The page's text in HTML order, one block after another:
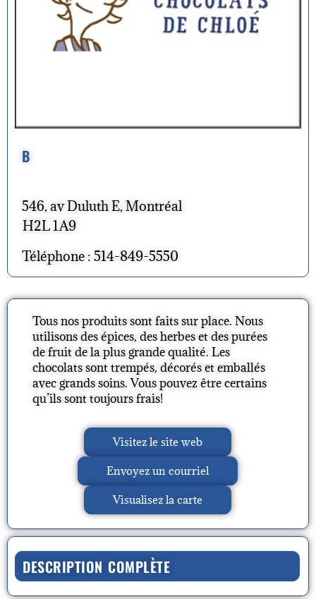
B
546, av Duluth E, Montréal
H2L 1A9
Téléphone : 514-849-5550
Tous nos produits sont faits sur place. Nous
utilisons des épices, des herbes et des purées
de fruit de la plus grande qualité. Les
chocolats sont trempés, décorés et emballés
avec grands soins. Vous pouvez être certains
qu’ils sont toujours frais!
Visitez le site web
Envoyez un courriel
Visualisez la carte
DESCRIPTION COMPLÈTE